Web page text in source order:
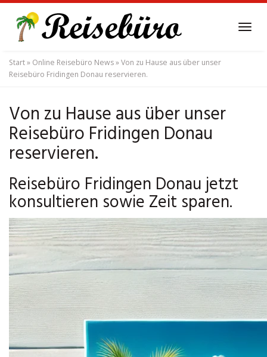
main
content
Start» Online Reisebüro News»Von zu Hause aus über unser
Reisebüro Fridingen Donau reservieren.
Von zu Hause aus über unser
Reisebüro Fridingen Donau
reservieren.
Reisebüro Fridingen Donau jetzt
konsultieren sowie Zeit sparen.